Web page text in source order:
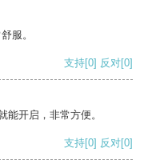
服。
支持[0] 反对[0]
能开启，非常方便。
支持[0] 反对[0]